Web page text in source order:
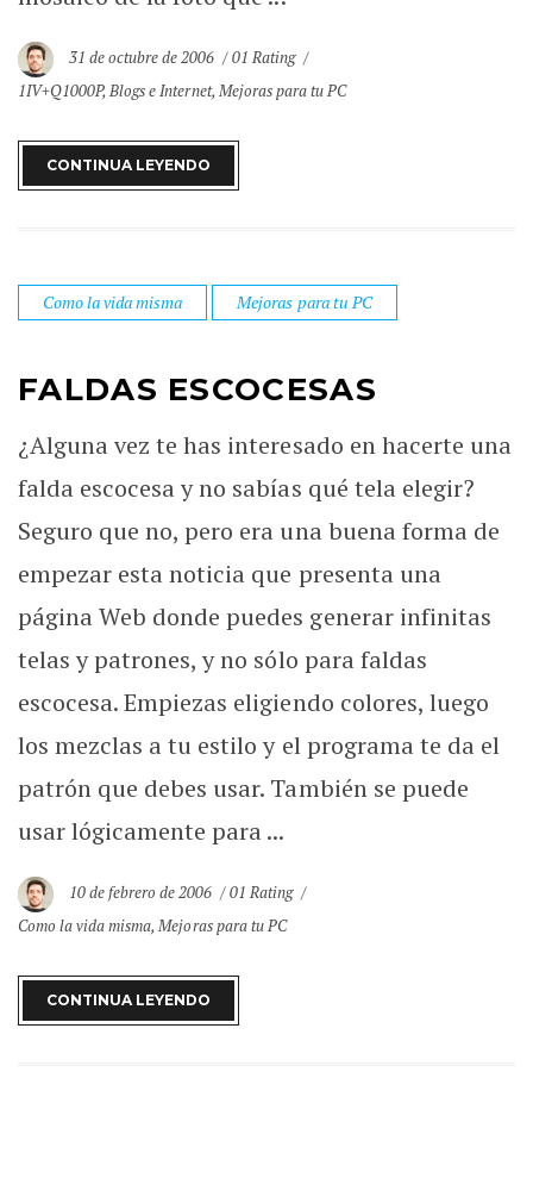
31 de octubre de 2006
01 Rating
1IV+Q1000P,Blogs e Internet,Mejoras para tu PC
CONTINUA LEYENDO
Como la vida misma Mejoras para tu PC
FALDAS ESCOCESAS
¿Alguna vez te has interesado en hacerte una
falda escocesa y no sabías qué tela elegir?
Seguro que no, pero era una buena forma de
empezar esta noticia que presenta una
página Web donde puedes generar infinitas
telas y patrones, y no sólo para faldas
escocesa. Empiezas eligiendo colores, luego
los mezclas a tu estilo y el programa te da el
patrón que debes usar. También se puede
usar lógicamente para ...
10 de febrero de 2006
01 Rating
Como la vida misma,Mejoras para tu PC
CONTINUA LEYENDO